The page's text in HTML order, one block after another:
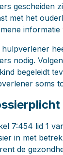
gescheiden
met het
hulpverlener
nodig.
begeleidt
soms
7:454 lid 1
in met
de